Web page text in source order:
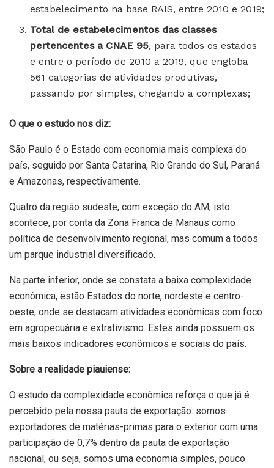
estabelecimento na base RAIS, entre 2010 e 2019;
Total de estabelecimentos das classes
pertencentes a CNAE 95, para todos os estados
e entre o período de 2010 a 2019, que engloba
561 categorias de atividades produtivas,
passando por simples, chegando a complexas;
O que o estudo nos diz:
São Paulo é o Estado com economia mais complexa do
país, seguido por Santa Catarina, Rio Grande do Sul, Paraná
e Amazonas, respectivamente.
Quatro da região sudeste, com exceção do AM, isto
acontece, por conta da Zona Franca de Manaus como
política de desenvolvimento regional, mas comum a todos
um parque industrial diversificado.
Na parte inferior, onde se constata a baixa complexidade
econômica, estão Estados do norte, nordeste e centro-
oeste, onde se destacam atividades econômicas com foco
em agropecuária e extrativismo. Estes ainda possuem os
mais baixos indicadores econômicos e sociais do país.
Sobre a realidade piauiense:
O estudo da complexidade econômica reforça o que já é
percebido pela nossa pauta de exportação: somos
exportadores de matérias-primas para o exterior com uma
participação de 0,7% dentro da pauta de exportação
nacional, ou seja, somos uma economia simples, pouco